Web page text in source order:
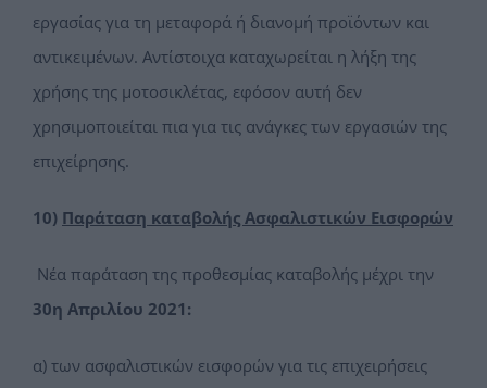
εργασίας για τη μεταφορά ή διανομή προϊόντων και
αντικειμένων. Αντίστοιχα καταχωρείται η λήξη της
χρήσης της μοτοσικλέτας, εφόσον αυτή δεν
χρησιμοποιείται πια για τις ανάγκες των εργασιών της
επιχείρησης.
10) Παράταση καταβολής Ασφαλιστικών Εισφορών
Νέα παράταση της προθεσμίας καταβολής μέχρι την
30η Απριλίου 2021:
α) των ασφαλιστικών εισφορών για τις επιχειρήσεις